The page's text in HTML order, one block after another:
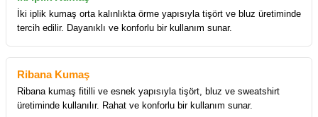
İki iplik kumaş orta kalınlıkta örme yapısıyla tişört ve bluz üretiminde
tercih edilir. Dayanıklı ve konforlu bir kullanım sunar.
Ribana Kumaş
Ribana kumaş fitilli ve esnek yapısıyla tişört, bluz ve sweatshirt
üretiminde kullanılır. Rahat ve konforlu bir kullanım sunar.